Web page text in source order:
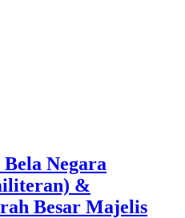
Negara
&
Besar Majelis